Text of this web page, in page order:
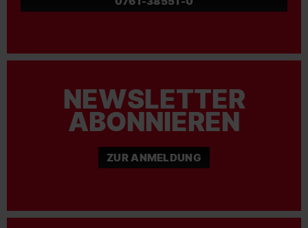
NEWSLETTER
ABONNIEREN
ZUR ANMELDUNG